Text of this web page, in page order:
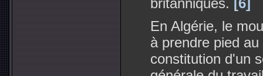
britanniques. [6]
En Algérie, le
à prendre pied
constitution d'un